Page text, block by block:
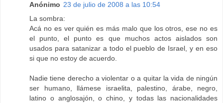
Anónimo 23 de julio de 2008 a las 10:54
La sombra:
Acá no es ver quién es más malo que los otros, ese no es
el punto, el punto es que muchos actos aislados son
usados para satanizar a todo el pueblo de Israel, y en eso
si que no estoy de acuerdo.
Nadie tiene derecho a violentar o a quitar la vida de ningún
ser humano, llámese israelita, palestino, árabe, negro,
latino o anglosajón, o chino, y todas las nacionalidades